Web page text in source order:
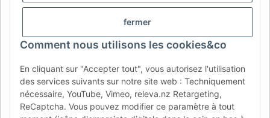
fermer
Comment nous utilisons les cookies&co
En cliquant sur "Accepter tout", vous autorisez l'utilisation
des services suivants sur notre site web : Techniquement
nécessaire, YouTube, Vimeo, releva.nz Retargeting,
ReCaptcha. Vous pouvez modifier ce paramètre à tout
RO HR
AFATEK France| Votre spécialiste en pièces détachées pour
remorques
Conseil technique :moc.ketafa@ofni| TVA (DE) :